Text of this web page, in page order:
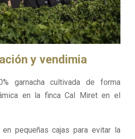
y vendimia
garnacha cultivada de forma
en la finca Cal Miret en el
en pequeñas cajas para evitar la